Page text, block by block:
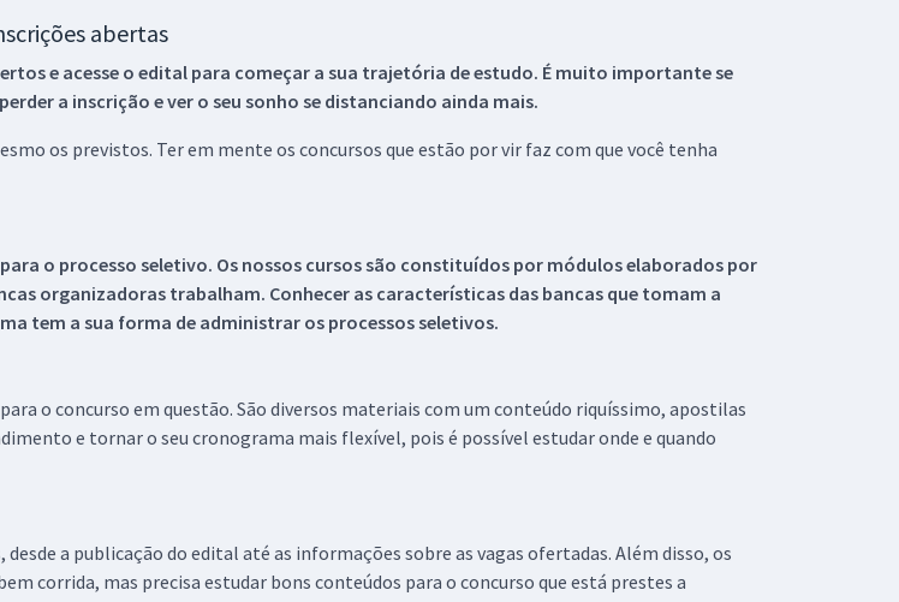
abertas
e acesse o edital para começar a sua trajetória de estudo. É muito importante se
a inscrição e ver o seu sonho se distanciando ainda mais.
os previstos. Ter em mente os concursos que estão por vir faz com que você tenha
o processo seletivo. Os nossos cursos são constituídos por módulos elaborados por
organizadoras trabalham. Conhecer as características das bancas que tomam a
tem a sua forma de administrar os processos seletivos.
o concurso em questão. São diversos materiais com um conteúdo riquíssimo, apostilas
e tornar o seu cronograma mais flexível, pois é possível estudar onde e quando
a publicação do edital até as informações sobre as vagas ofertadas. Além disso, os
corrida, mas precisa estudar bons conteúdos para o concurso que está prestes a